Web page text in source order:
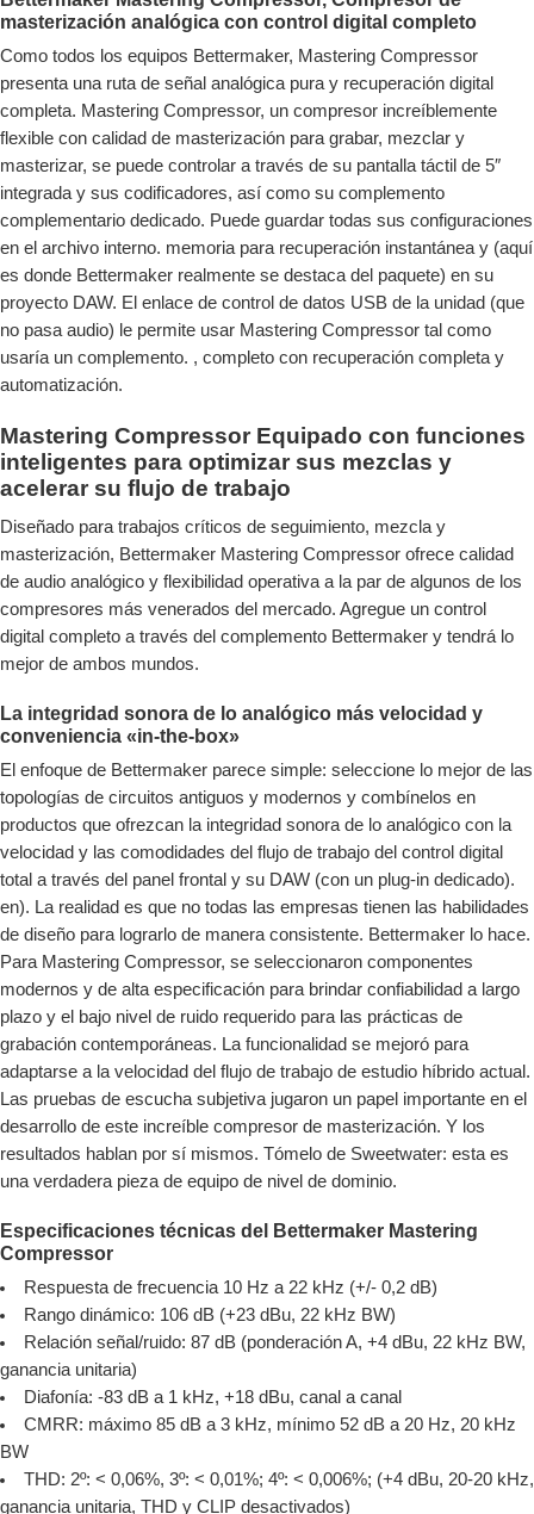
masterización analógica con control digital completo
Como todos los equipos Bettermaker, Mastering Compressor
presenta una ruta de señal analógica pura y recuperación digital
completa. Mastering Compressor, un compresor increíblemente
flexible con calidad de masterización para grabar, mezclar y
masterizar, se puede controlar a través de su pantalla táctil de 5″
integrada y sus codificadores, así como su complemento
complementario dedicado. Puede guardar todas sus configuraciones
en el archivo interno. memoria para recuperación instantánea y (aquí
es donde Bettermaker realmente se destaca del paquete) en su
proyecto DAW. El enlace de control de datos USB de la unidad (que
no pasa audio) le permite usar Mastering Compressor tal como
usaría un complemento. , completo con recuperación completa y
automatización.
Mastering Compressor Equipado con funciones
inteligentes para optimizar sus mezclas y
acelerar su flujo de trabajo
Diseñado para trabajos críticos de seguimiento, mezcla y
masterización, Bettermaker Mastering Compressor ofrece calidad
de audio analógico y flexibilidad operativa a la par de algunos de los
compresores más venerados del mercado. Agregue un control
digital completo a través del complemento Bettermaker y tendrá lo
mejor de ambos mundos.
La integridad sonora de lo analógico más velocidad y
conveniencia «in-the-box»
El enfoque de Bettermaker parece simple: seleccione lo mejor de las
topologías de circuitos antiguos y modernos y combínelos en
productos que ofrezcan la integridad sonora de lo analógico con la
velocidad y las comodidades del flujo de trabajo del control digital
total a través del panel frontal y su DAW (con un plug-in dedicado).
en). La realidad es que no todas las empresas tienen las habilidades
de diseño para lograrlo de manera consistente. Bettermaker lo hace.
Para Mastering Compressor, se seleccionaron componentes
modernos y de alta especificación para brindar confiabilidad a largo
plazo y el bajo nivel de ruido requerido para las prácticas de
grabación contemporáneas. La funcionalidad se mejoró para
adaptarse a la velocidad del flujo de trabajo de estudio híbrido actual.
Las pruebas de escucha subjetiva jugaron un papel importante en el
desarrollo de este increíble compresor de masterización. Y los
resultados hablan por sí mismos. Tómelo de Sweetwater: esta es
una verdadera pieza de equipo de nivel de dominio.
Especificaciones técnicas del Bettermaker Mastering
Compressor
Respuesta de frecuencia 10 Hz a 22 kHz (+/- 0,2 dB)
Rango dinámico: 106 dB (+23 dBu, 22 kHz BW)
Relación señal/ruido: 87 dB (ponderación A, +4 dBu, 22 kHz BW,
ganancia unitaria)
Diafonía: -83 dB a 1 kHz, +18 dBu, canal a canal
CMRR: máximo 85 dB a 3 kHz, mínimo 52 dB a 20 Hz, 20 kHz
BW
THD: 2º: < 0,06%, 3º: < 0,01%; 4º: < 0,006%; (+4 dBu, 20-20 kHz,
ganancia unitaria, THD y CLIP desactivados)